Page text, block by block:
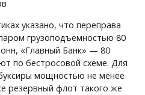
указано, что переправа
грузоподъемностью 80
«Главный Банк» — 80
по бестросовой схеме. Для
мощностью не менее
резервный флот такого же